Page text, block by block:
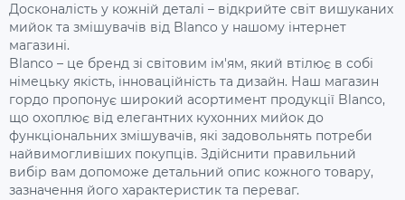
Досконалість у кожній деталі – відкрийте світ вишуканих
мийок та змішувачів від Blanco у нашому інтернет
магазині.
Blanco – це бренд зі світовим ім'ям, який втілює в собі
німецьку якість, інноваційність та дизайн. Наш магазин
гордо пропонує широкий асортимент продукції Blanco,
що охоплює від елегантних кухонних мийок до
функціональних змішувачів, які задовольнять потреби
найвимогливіших покупців. Здійснити правильний
вибір вам допоможе детальний опис кожного товару,
зазначення його характеристик та переваг.